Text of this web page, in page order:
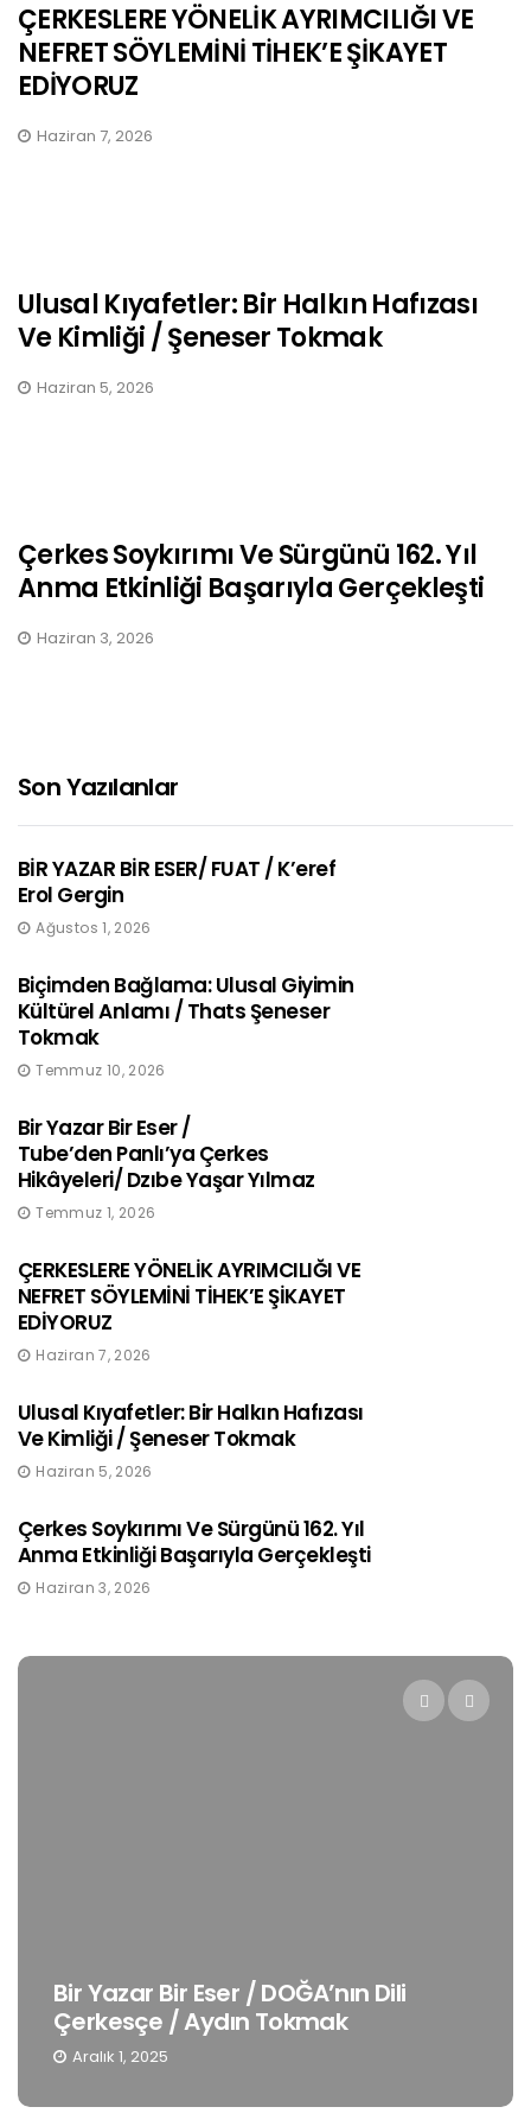
ÇERKESLERE YÖNELİK AYRIMCILIĞI VE
NEFRET SÖYLEMİNİ TİHEK’E ŞİKAYET
EDİYORUZ
Haziran 7, 2026
Ulusal Kıyafetler: Bir Halkın Hafızası
Ve Kimliği / Şeneser Tokmak
Haziran 5, 2026
Çerkes Soykırımı Ve Sürgünü 162. Yıl
Anma Etkinliği Başarıyla Gerçekleşti
Haziran 3, 2026
Son Yazılanlar
BİR YAZAR BİR ESER/ FUAT / K’eref
Erol Gergin
Ağustos 1, 2026
Biçimden Bağlama: Ulusal Giyimin
Kültürel Anlamı / Thats Şeneser
Tokmak
Temmuz 10, 2026
Bir Yazar Bir Eser /
Tube’den Panlı’ya Çerkes
Hikâyeleri/ Dzıbe Yaşar Yılmaz
Temmuz 1, 2026
ÇERKESLERE YÖNELİK AYRIMCILIĞI VE
NEFRET SÖYLEMİNİ TİHEK’E ŞİKAYET
EDİYORUZ
Haziran 7, 2026
Ulusal Kıyafetler: Bir Halkın Hafızası
Ve Kimliği / Şeneser Tokmak
Haziran 5, 2026
Çerkes Soykırımı Ve Sürgünü 162. Yıl
Anma Etkinliği Başarıyla Gerçekleşti
Haziran 3, 2026
Bir Yazar Bir Eser / DOĞA’nın Dili
Çerkesçe / Aydın Tokmak
Aralık 1, 2025